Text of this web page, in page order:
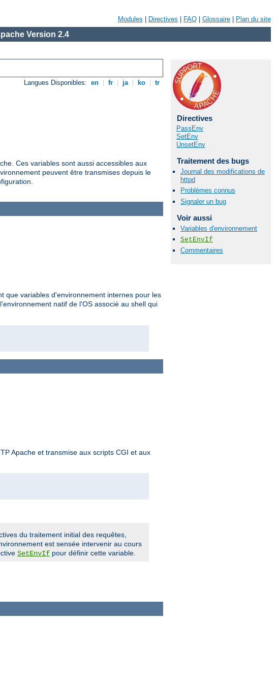
Modules Directives FAQ Glossaire Plan du site
Version 2.4
Langues Disponibles: en fr ja ko tr
Ces variables sont aussi accessibles aux
peuvent être transmises depuis le
Directives
PassEnv
SetEnv
UnsetEnv
Traitement des bugs
Journal des modifications de
httpd
Problèmes connus
Signaler un bug
Voir aussi
Variables d'environnement
SetEnvIf
Commentaires
que variables d'environnement internes pour les
natif de l'OS associé au shell qui
Apache et transmise aux scripts CGI et aux
du traitement initial des requêtes,
est sensée intervenir au cours
SetEnvIf pour définir cette variable.